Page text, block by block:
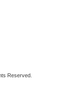
Reserved.